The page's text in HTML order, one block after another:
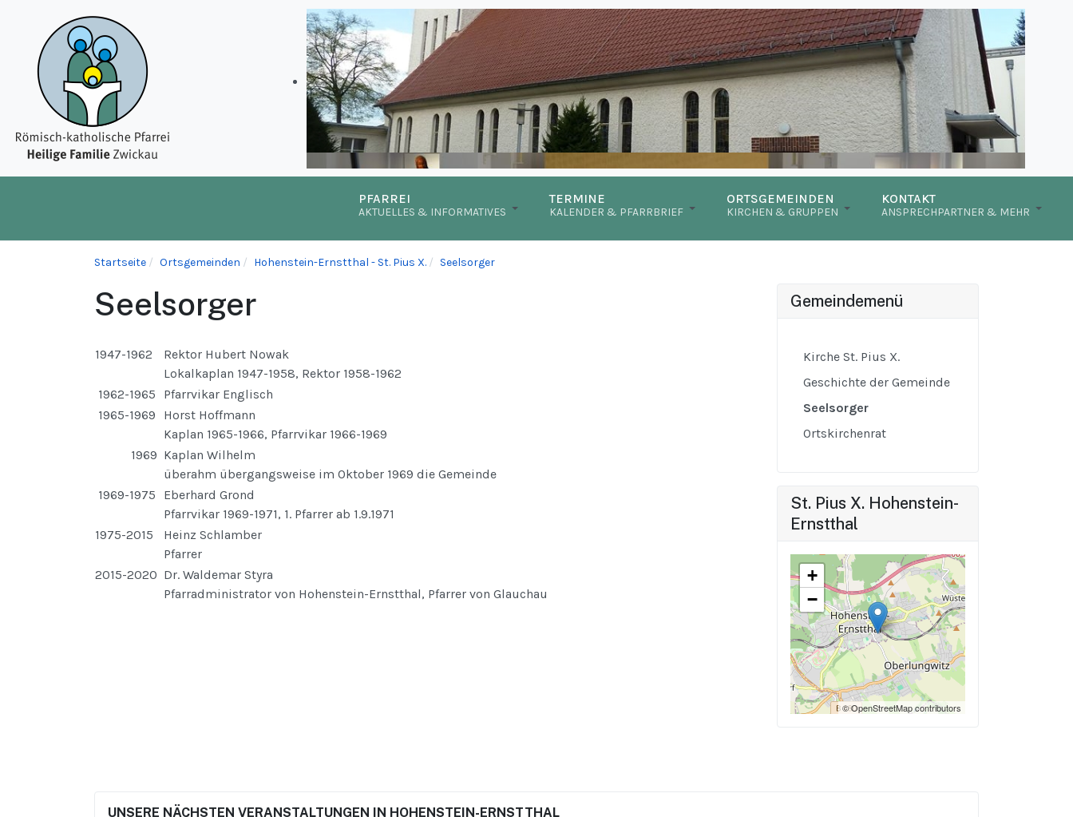
PFARREI
AKTUELLES & INFORMATIVES
TERMINE
KALENDER & PFARRBRIEF
ORTSGEMEINDEN
KIRCHEN & GRUPPEN
KONTAKT
ANSPRECHPARTNER & MEHR
Startseite Ortsgemeinden Hohenstein-Ernstthal - St. Pius X. Seelsorger
Seelsorger
1947-1962
Rektor Hubert Nowak
Lokalkaplan 1947-1958, Rektor 1958-1962
1962-1965
Pfarrvikar Englisch
1965-1969
Horst Hoffmann
Kaplan 1965-1966, Pfarrvikar 1966-1969
1969 Kaplan Wilhelm
überahm übergangsweise im Oktober 1969 die Gemeinde
1969-1975
Eberhard Grond
Pfarrvikar 1969-1971, 1. Pfarrer ab 1.9.1971
1975-2015
Heinz Schlamber
Pfarrer
2015-2020 Dr. Waldemar Styra
Pfarradministrator von Hohenstein-Ernstthal, Pfarrer von Glauchau
Gemeindemenü
Kirche St. Pius X.
Geschichte der Gemeinde
Seelsorger
Ortskirchenrat
St. Pius X. Hohenstein-
Ernstthal
+
−
© OpenStreetMap contributors
UNSERE NÄCHSTEN VERANSTALTUNGEN IN HOHENSTEIN-ERNSTTHAL